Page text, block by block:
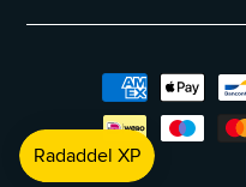
Zahlungsmethoden